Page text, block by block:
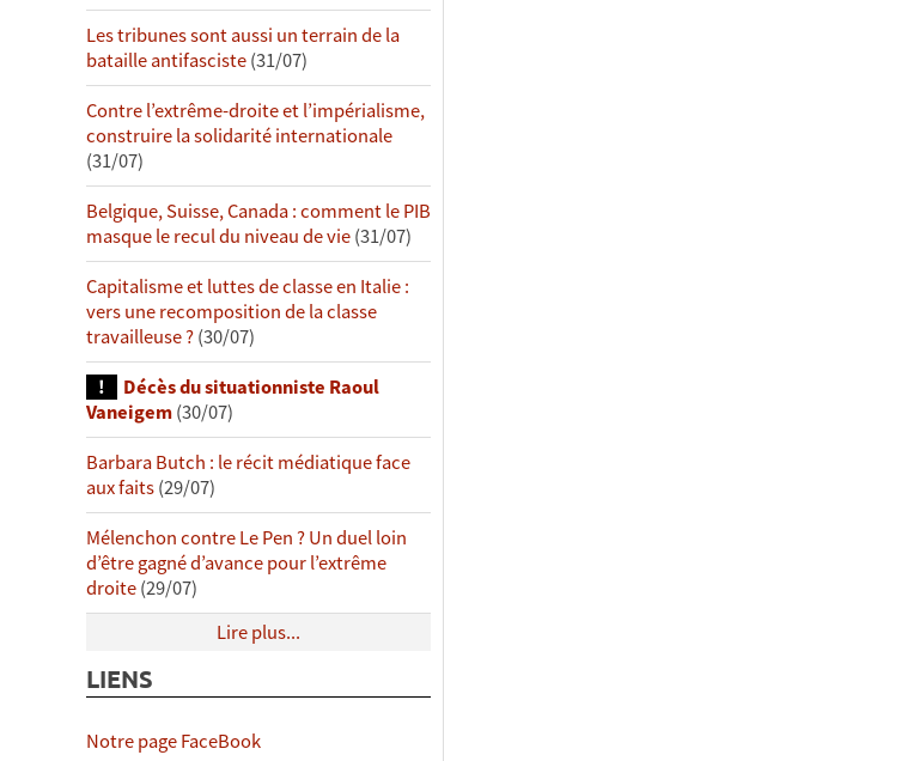
Les tribunes sont aussi un terrain de la
bataille antifasciste(31/07)
Contre l’extrême-droite et l’impérialisme,
construire la solidarité internationale
(31/07)
Belgique, Suisse, Canada : comment le PIB
masque le recul du niveau de vie(31/07)
Capitalisme et luttes de classe en Italie :
vers une recomposition de la classe
travailleuse ?(30/07)
Décès du situationniste Raoul
Vaneigem(30/07)
Barbara Butch : le récit médiatique face
aux faits(29/07)
Mélenchon contre Le Pen ? Un duel loin
d’être gagné d’avance pour l’extrême
droite(29/07)
Lire plus...
LIENS
Notre page FaceBook